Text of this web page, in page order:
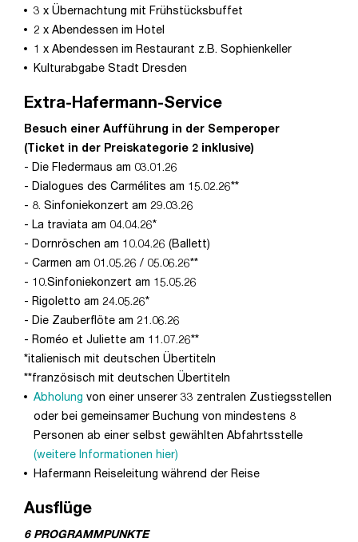
3 x Übernachtung mit Frühstücksbuffet
2 x Abendessen im Hotel
1 x Abendessen im Restaurant z.B. Sophienkeller
Kulturabgabe Stadt Dresden
Extra-Hafermann-Service
Besuch einer Aufführung in der Semperoper
(Ticket in der Preiskategorie 2 inklusive)
- Die Fledermaus am 03.01.26
- Dialogues des Carmélites am 15.02.26**
- 8. Sinfoniekonzert am 29.03.26
- La traviata am 04.04.26*
- Dornröschen am 10.04.26 (Ballett)
- Carmen am 01.05.26 / 05.06.26**
- 10.Sinfoniekonzert am 15.05.26
- Rigoletto am 24.05.26*
- Die Zauberflöte am 21.06.26
- Roméo et Juliette am 11.07.26**
*italienisch mit deutschen Übertiteln
**französisch mit deutschen Übertiteln
Abholung von einer unserer 33 zentralen Zustiegsstellen
oder bei gemeinsamer Buchung von mindestens 8
Personen ab einer selbst gewählten Abfahrtsstelle
(weitere Informationen hier)
Hafermann Reiseleitung während der Reise
Ausflüge
6 PROGRAMMPUNKTE